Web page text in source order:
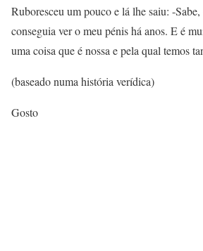
Ruboresceu um pouco e lá lhe saiu: -
conseguia ver o meu pénis há anos. E é
uma coisa que é nossa e pela qual temos
(baseado numa história verídica)
Gosto